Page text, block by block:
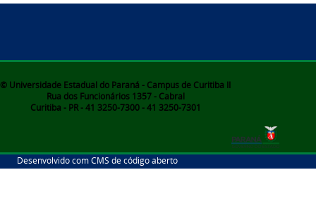
© Universidade Estadual do Paraná - Campus de Curitiba II
Rua dos Funcionários 1357 - Cabral
Curitiba - PR - 41 3250-7300 - 41 3250-7301
Desenvolvido com CMS de código aberto